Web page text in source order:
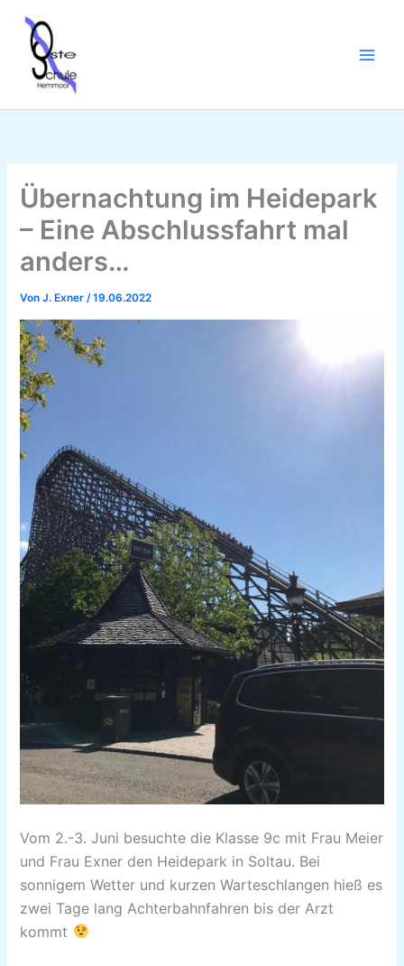
Inhalt
springen
Übernachtung im Heidepark
– Eine Abschlussfahrt mal
anders…
VonJ. Exner/19.06.2022
Vom 2.-3. Juni besuchte die Klasse 9c mit Frau Meier
und Frau Exner den Heidepark in Soltau. Bei
sonnigem Wetter und kurzen Warteschlangen hieß es
zwei Tage lang Achterbahnfahren bis der Arzt
kommt